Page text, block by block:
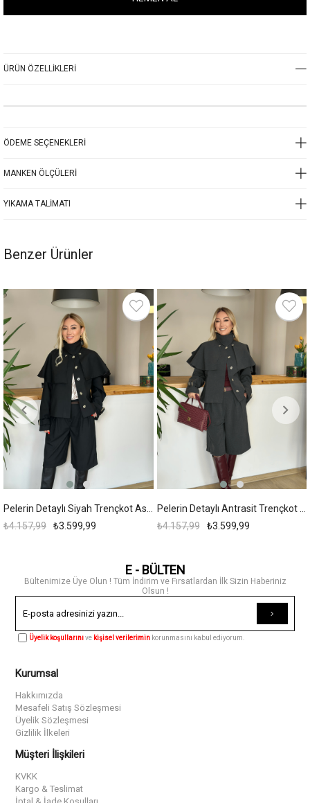
ÜRÜN ÖZELLIKLERI
ÖDEME SEÇENEKLERI
MANKEN ÖLÇÜLERI
YIKAMA TALIMATI
Benzer Ürünler
Pelerin Detaylı Siyah Trençkot Askı0014
₺3.599,99
₺4.157,99
Pelerin Detaylı Antrasit Trençkot Askı0018
₺3.599,99
₺4.157,99
E - BÜLTEN
Bültenimize Üye Olun ! Tüm İndirim ve Fırsatlardan İlk Sizin Haberiniz
Olsun !
Üyelik koşullarınıve kişisel verilerimin korunmasını kabul ediyorum.
Kurumsal
Hakkımızda
Mesafeli Satış Sözleşmesi
Üyelik Sözleşmesi
Gizlilik İlkeleri
Müşteri İlişkileri
KVKK
Kargo & Teslimat